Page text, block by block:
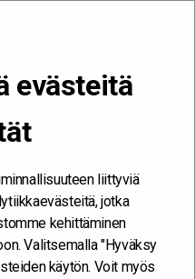
evästeitä
liittyviä
jotka
kehittäminen
Valitsemalla "Hyväksy
käytön. Voit myös
uudistuu
–
uudistuu